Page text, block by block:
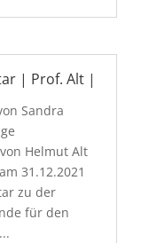
| Prof. Alt |
Sandra
Helmut Alt
31.12.2021
zu der
für den